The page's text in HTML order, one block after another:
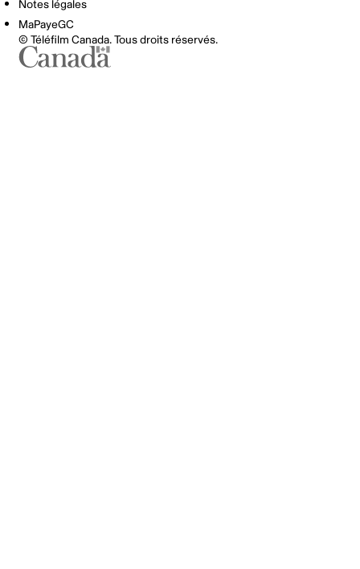
Notes légales
MaPayeGC
© Téléfilm Canada. Tous droits réservés.